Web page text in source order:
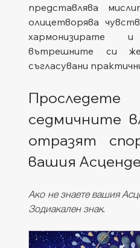
представлява
олицетворява
хармонизирате
вътрешните си
съгласувани
седмичните
отразят
вашия
Ако не знаете вашия
Зодиакален знак.